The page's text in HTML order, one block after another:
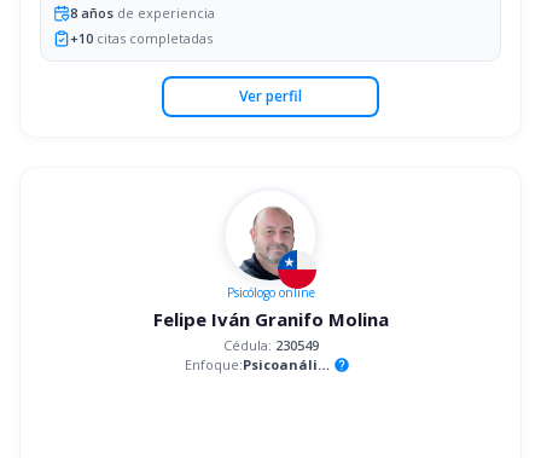
8 años de experiencia
+10 citas completadas
Ver perfil
Psicólogoonline
Felipe Iván Granifo Molina
Cédula: 230549
Enfoque:
Psicoanálisis help